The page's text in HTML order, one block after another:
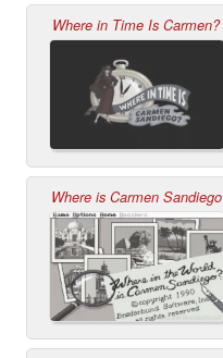
Where in Time Is Carmen?
Where is Carmen Sandiego